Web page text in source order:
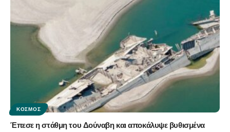
ΚΌΣΜΟΣ
Έπεσε η στάθμη του Δούναβη και αποκάλυψε βυθισμένα